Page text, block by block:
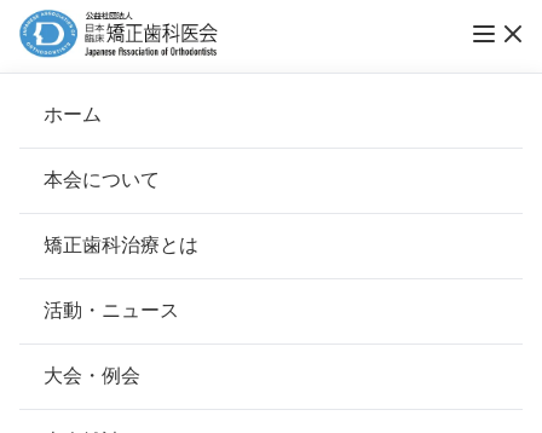
ホーム
本会について
会長挨拶
基本理念
組織について
矯正歯科治療とは
安心して治療を受けていただくための「6つの指針」
安心できる矯正歯科治療契約のための「7つの提言」
活動・ニュース
大会・例会
ホーム 何でも相談
子どものうちに矯正歯科治療をはじめる
と、治療期間が長くなるのでは？